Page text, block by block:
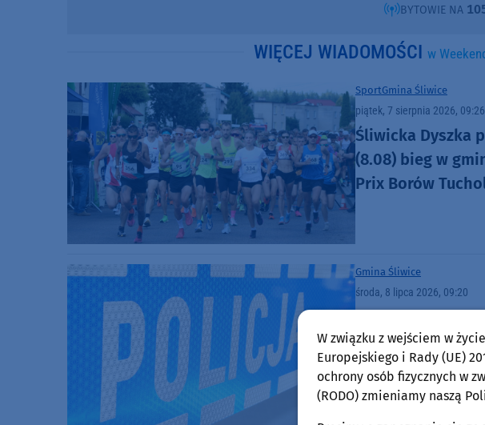
BYTOWIE NA
WIĘCEJ WIADOMOŚCI w
SportGmina Śliwice
piątek, 7 sierpnia 2026, 09:26
Śliwicka Dyszka
(8.08) bieg w
Prix Borów
Gmina Śliwice
środa, 8 lipca 2026, 09:20
Kierowca auta
zderzeniu w
W związku z wejściem w
Europejskiego i Rady (UE)
ochrony osób fizycznych w
(RODO) zmieniamy naszą